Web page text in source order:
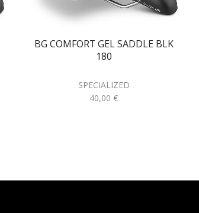
BG COMFORT GEL SADDLE BLK
180
SPECIALIZED
40,00€